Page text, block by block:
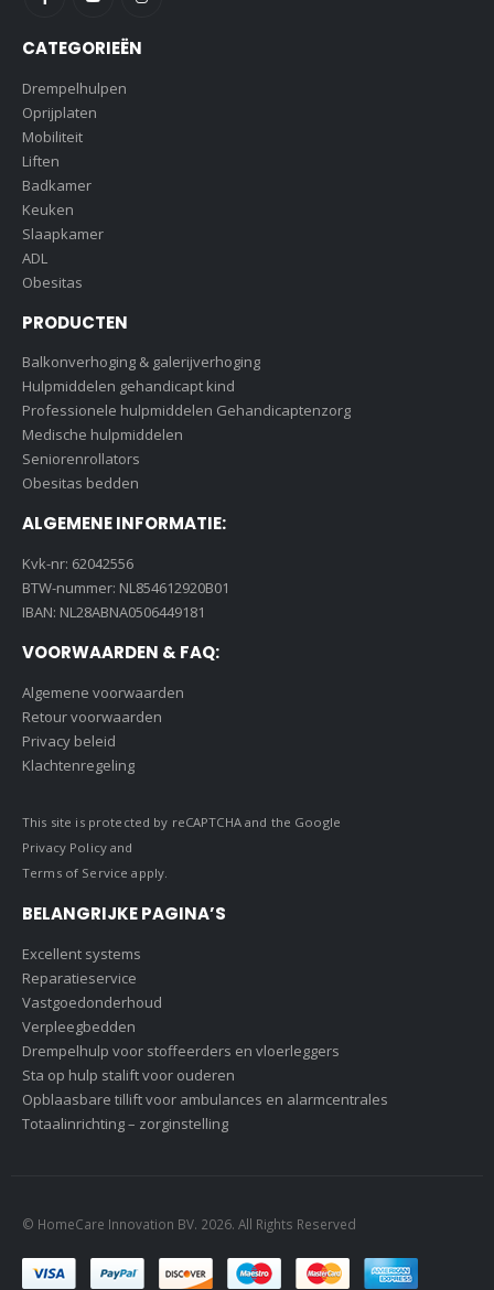
CATEGORIEËN
Drempelhulpen
Oprijplaten
Mobiliteit
Liften
Badkamer
Keuken
Slaapkamer
ADL
Obesitas
PRODUCTEN
Balkonverhoging & galerijverhoging
Hulpmiddelen gehandicapt kind
Professionele hulpmiddelen Gehandicaptenzorg
Medische hulpmiddelen
Seniorenrollators
Obesitas bedden
ALGEMENE INFORMATIE:
Kvk-nr: 62042556
BTW-nummer: NL854612920B01
IBAN: NL28ABNA0506449181
VOORWAARDEN & FAQ:
Algemene voorwaarden
Retour voorwaarden
Privacy beleid
Klachtenregeling
This site is protected by reCAPTCHA and the Google
Privacy Policyand
Terms of Service apply.
BELANGRIJKE PAGINA’S
Excellent systems
Reparatieservice
Vastgoedonderhoud
Verpleegbedden
Drempelhulp voor stoffeerders en vloerleggers
Sta op hulp stalift voor ouderen
Opblaasbare tillift voor ambulances en alarmcentrales
Totaalinrichting – zorginstelling
© HomeCare Innovation BV. 2026. All Rights Reserved